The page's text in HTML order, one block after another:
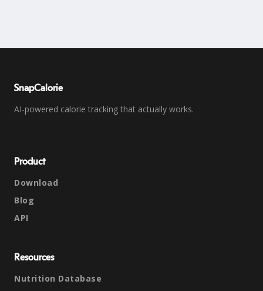
SnapCalorie
AI-powered calorie tracking that actually works.
Product
Download
Blog
API
Resources
Nutrition Database